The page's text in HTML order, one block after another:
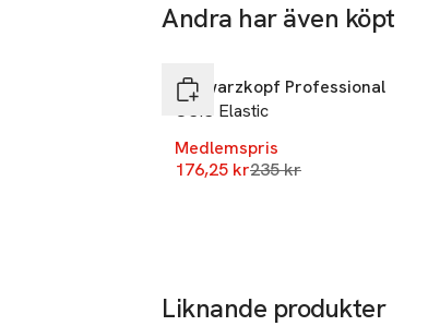
Andra har även köpt
Schwarzkopf Professional
OSIS Elastic
Medlemspris
176,25 krLägsta pris 30 dagar
235 kr
Liknande produkter